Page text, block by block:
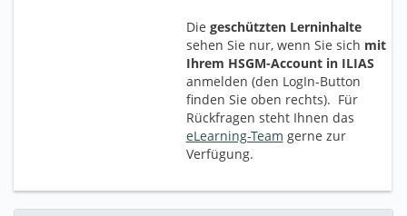
Die geschützten Lerninhalte
sehen Sie nur, wenn Sie sich mit
Ihrem HSGM-Account in ILIAS
anmelden (den LogIn-Button
finden Sie oben rechts). Für
Rückfragen steht Ihnen das
eLearning-Team gerne zur
Verfügung.